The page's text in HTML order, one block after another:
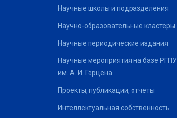
Научные школы и подразделения
Научно-образовательные кластеры
Научные периодические издания
Научные мероприятия на базе РГПУ
им. А. И. Герцена
Проекты, публикации, отчеты
Интеллектуальная собственность